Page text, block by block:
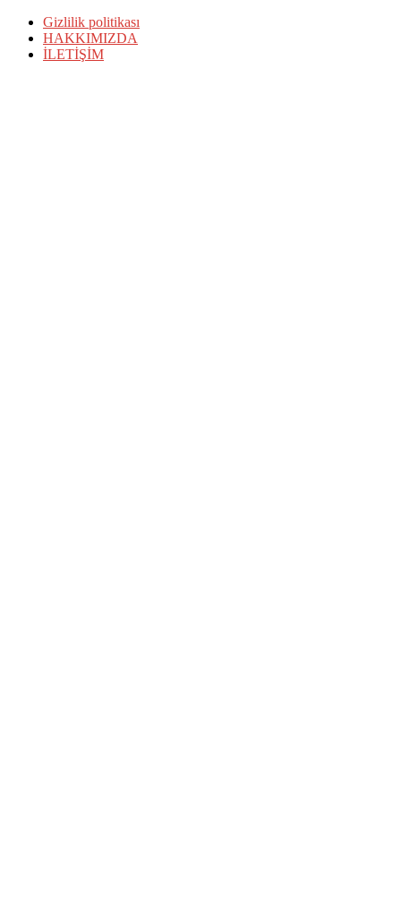
Gizlilik politikası
HAKKIMIZDA
İLETİŞİM